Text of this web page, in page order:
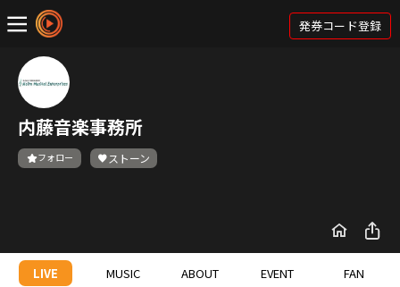
発券コード登録
内藤音楽事務所
フォロー ストーン
LIVE MUSIC ABOUT EVENT FAN